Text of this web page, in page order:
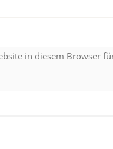
in diesem Browser